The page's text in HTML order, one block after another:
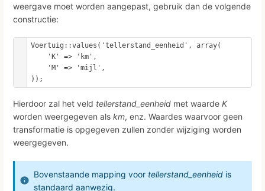
weergave moet worden aangepast, gebruik dan de volgende
constructie:
Voertuig::values('tellerstand_eenheid', array(
Hierdoor zal het veld tellerstand_eenheid met waarde K
worden weergegeven als km, enz. Waardes waarvoor geen
transformatie is opgegeven zullen zonder wijziging worden
weergegeven.
Bovenstaande mapping voor tellerstand_eenheid is
standaard aanwezig.